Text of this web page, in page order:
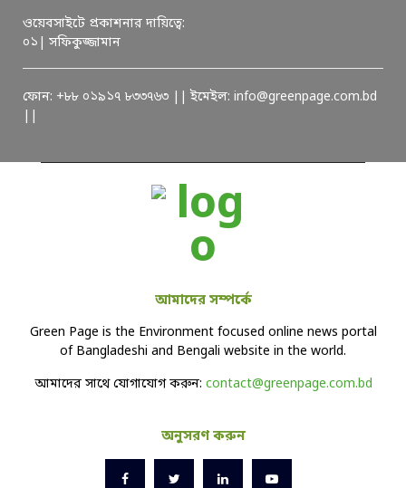
ওয়েবসাইটে প্রকাশনার দায়িত্বে:
০১| সফিকুজ্জামান
ফোন: +৮৮ ০১৯১৭ ৮৩৩৭৬৩ || ইমেইল: info@greenpage.com.bd
আমাদের সম্পর্কে
Green Page is the Environment focused online news portal
of Bangladeshi and Bengali website in the world.
আমাদের সাথে যোগাযোগ করুন: contact@greenpage.com.bd
অনুসরণ করুন